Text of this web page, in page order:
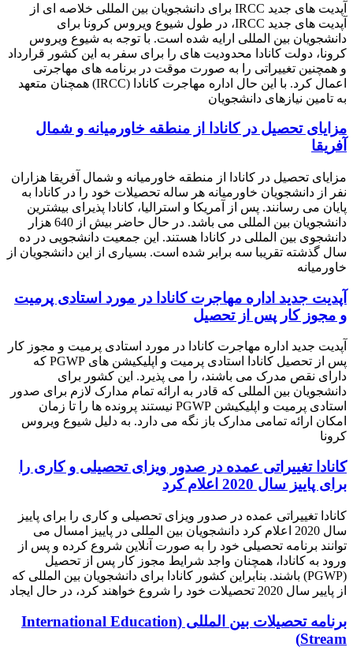
آپدیت های جدید IRCC برای دانشجویان بین المللی خلاصه ای از
آپدیت های جدید IRCC، در طول شیوع ویروس کرونا برای
دانشجویان بین المللی ارایه شده است. با توجه به شیوع ویروس
کرونا، دولت کانادا محدودیت های را برای سفر به این کشور قرارداد
و همچنین تغییراتی را به صورت موقت در برنامه های مهاجرتی
اعمال کرد. با این حال اداره مهاجرت کانادا (IRCC) همچنان متعهد
به تامین نیازهای دانشجویان
مزایای تحصیل در کانادا از منطقه خاورمیانه و شمال
آفریقا
مزایای تحصیل در کانادا از منطقه خاورمیانه و شمال آفریقا هزاران
نفر از دانشجویان خاورمیانه هر ساله تحصیلات خود را در کانادا به
پایان می رسانند. پس از آمریکا و استرالیا، کانادا پذیرای بیشترین
دانشجویان بین المللی می باشد. در حال حاضر بیش از 640 هزار
دانشجوی بین المللی در کانادا هستند. این جمعیت دانشجویی در ده
سال گذشته تقریبا سه برابر شده است. بسیاری از این دانشجویان از
خاورمیانه
آپدیت جدید اداره مهاجرت کانادا در مورد استادی پرمیت
و مجوز کار پس از تحصیل
آپدیت جدید اداره مهاجرت کانادا در مورد استادی پرمیت و مجوز کار
پس از تحصیل کانادا استادی پرمیت و اپلیکیشن های PGWP که
دارای نقص مدرک می باشند، را می پذیرد. این کشور برای
دانشجویان بین المللی که قادر به ارائه تمام مدارک لازم برای صدور
استادی پرمیت و اپلیکیشن PGWP نیستند پرونده ها را تا زمان
امکان ارائه تمامی مدارک باز نگه می دارد. به دلیل شیوع ویروس
کرونا
کانادا تغییراتی عمده در صدور ویزای تحصیلی و کاری را
برای پاییز سال 2020 اعلام کرد
کانادا تغییراتی عمده در صدور ویزای تحصیلی و کاری را برای پاییز
سال 2020 اعلام کرد دانشجویان بین المللی در پاییز امسال می
توانند برنامه تحصیلی خود را به صورت آنلاین شروع کرده و پس از
ورود به کانادا، همچنان واجد شرایط مجوز کار پس از تحصیل
(PGWP) باشند. بنابراین کشور کانادا برای دانشجویان بین المللی که
از پاییر سال 2020 تحصیلات خود را شروع خواهند کرد، در حال ایجاد
برنامه تحصیلات بین المللی (International Education
Stream)